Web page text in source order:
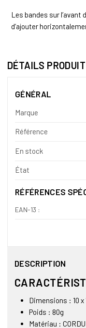
Les bandes sur l’avant
d’ajouter
DÉTAILS PRODUIT
GÉNÉRAL
Marque
Référence
En stock
État
RÉFÉRENCES
EAN-13 :
DESCRIPTION
Dimensions : 10 x
Poids : 80g
Matériau :